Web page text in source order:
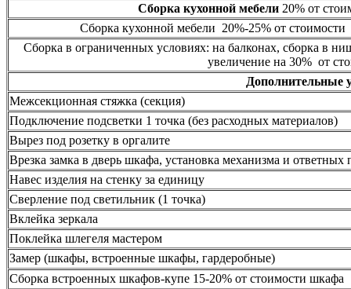
Сборка кухонной мебели20% от
Сборка кухонной мебели 20%-25% от стоимости
Сборка в ограниченных условиях: на балконах, сборка в
увеличение на 30% от
Дополнительные
Межсекционная стяжка (секция)
Подключение подсветки 1 точка (без расходных материалов)
Вырез под розетку в оргалите
Врезка замка в дверь шкафа, установка механизма и ответных
Навес изделия на стенку за единицу
Сверление под светильник (1 точка)
Вклейка зеркала
Поклейка шлегеля мастером
Замер (шкафы, встроенные шкафы, гардеробные)
Сборка встроенных шкафов-купе 15-20% от стоимости шкафа